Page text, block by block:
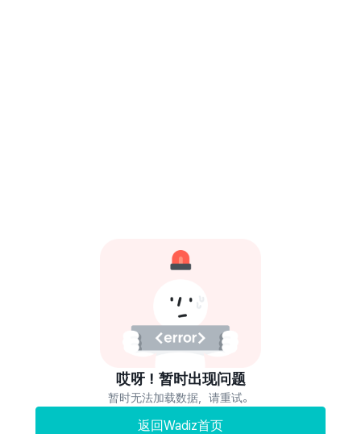
哎呀！暂时出现问题
暂时无法加载数据，请重试。
返回Wadiz首页